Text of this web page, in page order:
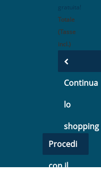
gratuita!
Totale
(Tasse
incl.)
Continua
lo
shopping
Procedi
con il